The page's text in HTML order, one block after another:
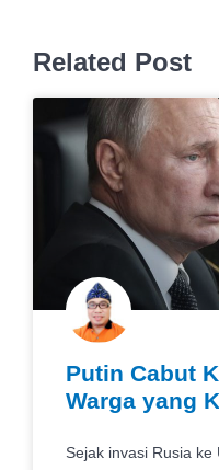
Related Post
Putin Cabut
Warga yang
Sejak invasi Rusia